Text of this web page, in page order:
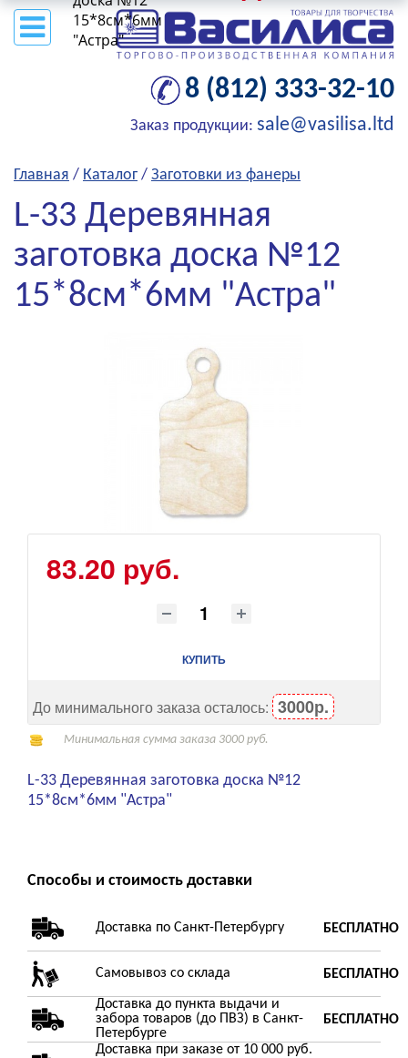
8 (812) 333-32-10
Заказ продукции: sale@vasilisa.ltd
Главная / Каталог / Заготовки из фанеры
L-33 Деревянная
заготовка доска №12
15*8см*6мм "Астра"
83.20 руб.
КУПИТЬ
До минимального заказа осталось: 3000р.
Минимальная сумма заказа 3000 руб.
L-33 Деревянная заготовка доска №12
15*8см*6мм "Астра"
Способы и стоимость доставки
Доставка по Санкт-Петербургу БЕСПЛАТНО
Самовывоз со склада БЕСПЛАТНО
Доставка до пункта выдачи и
забора товаров (до ПВЗ) в Санкт-
Петербурге
БЕСПЛАТНО
Доставка при заказе от 10 000 руб.
15*8см*6мм
"Астра"